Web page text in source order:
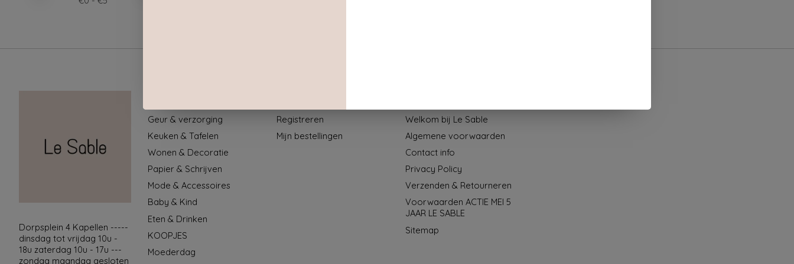
Dorpsplein 4 Kapellen -----
dinsdag tot vrijdag 10u -
18u zaterdag 10u - 17u ---
zondag maandag gesloten
Geur & verzorging
Keuken & Tafelen
Wonen & Decoratie
Papier & Schrijven
Mode & Accessoires
Baby & Kind
Eten & Drinken
KOOPJES
Moederdag
Registreren
Mijn bestellingen
Welkom bij Le Sable
Algemene voorwaarden
Contact info
Privacy Policy
Verzenden & Retourneren
Voorwaarden ACTIE MEI 5
JAAR LE SABLE
Sitemap